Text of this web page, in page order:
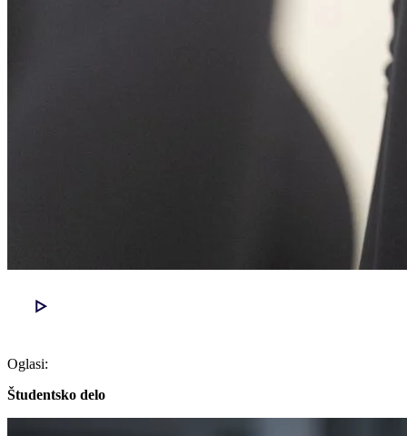
Oglasi:
Študentsko delo